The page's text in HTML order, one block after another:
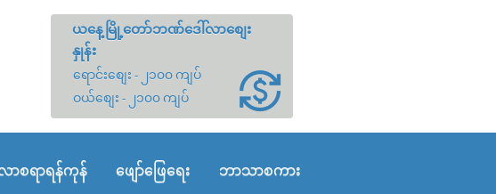
ယနေ့မြို့တော်ဘဏ်ဒေါ်လာစျေး
နှုန်း
ရောင်းစျေး - ၂၁၀၀ ကျပ်
ဝယ်စျေး - ၂၁၀၀ ကျပ်
ာစရာရန်ကုန် ဖျော်ဖြေရေး ဘာသာစကား